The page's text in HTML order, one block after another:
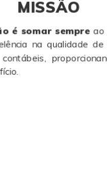
MISSÃO
é somar sempre ao
na qualidade de